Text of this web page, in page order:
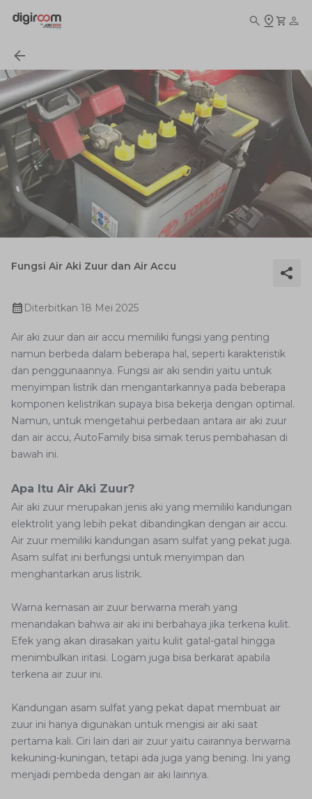
Fungsi Air Aki Zuur dan Air Accu
Diterbitkan 18 Mei 2025
Air aki zuur dan air accu memiliki fungsi yang penting
namun berbeda dalam beberapa hal, seperti karakteristik
dan penggunaannya. Fungsi air aki sendiri yaitu untuk
menyimpan listrik dan mengantarkannya pada beberapa
komponen kelistrikan supaya bisa bekerja dengan optimal.
Namun, untuk mengetahui perbedaan antara air aki zuur
dan air accu, AutoFamily bisa simak terus pembahasan di
bawah ini.
Apa Itu Air Aki Zuur?
Air aki zuur merupakan jenis aki yang memiliki kandungan
elektrolit yang lebih pekat dibandingkan dengan air accu.
Air zuur memiliki kandungan asam sulfat yang pekat juga.
Asam sulfat ini berfungsi untuk menyimpan dan
menghantarkan arus listrik.
Warna kemasan air zuur berwarna merah yang
menandakan bahwa air aki ini berbahaya jika terkena kulit.
Efek yang akan dirasakan yaitu kulit gatal-gatal hingga
menimbulkan iritasi. Logam juga bisa berkarat apabila
terkena air zuur ini.
Kandungan asam sulfat yang pekat dapat membuat air
zuur ini hanya digunakan untuk mengisi air aki saat
pertama kali. Ciri lain dari air zuur yaitu cairannya berwarna
kekuning-kuningan, tetapi ada juga yang bening. Ini yang
menjadi pembeda dengan air aki lainnya.